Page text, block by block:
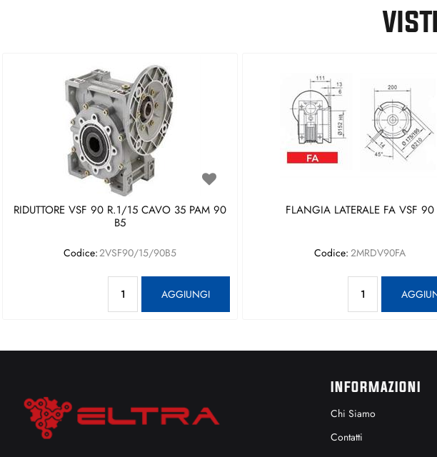
RIDUTTORE VSF 90 R.1/15 CAVO 35 PAM 90
B5
Codice:2VSF90/15/90B5
AGGIUNGI
FLANGIA LATERALE FA VSF 90
Codice: 2MRDV90FA
INFORMAZIONI
Chi Siamo
Contatti